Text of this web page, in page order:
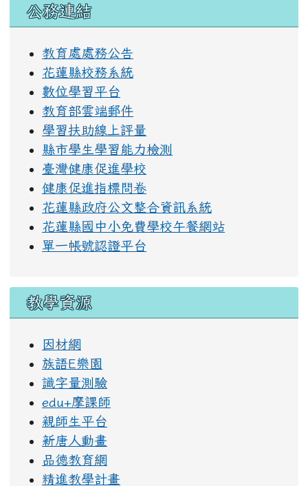
右邊區域內容
公務連結
教育處處務公告
花蓮縣校務系統
數位學習平台
教育部雲端郵件
學習扶助線上評量
縣市學生學習能力檢測
臺灣健康促進學校
健康促進指標問卷
花蓮縣政府公文整合資訊系統
花蓮縣國中小免費學校午餐網站
單一帳號認證平台
教學資源
因材網
族語E樂園
識字量測驗
edu+摩課師
親師生平台
新唐人動畫
品德教育網
精進教學計畫